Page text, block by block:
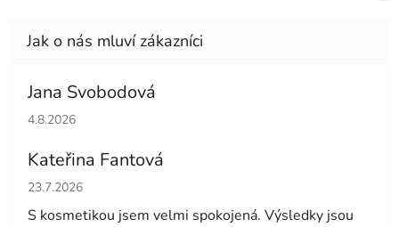
Jana Svobodová
Hodnocení obchodu je 5 z 5 hvězdiček.
4.8.2026
Kateřina Fantová
Hodnocení obchodu je 5 z 5 hvězdiček.
23.7.2026
S kosmetikou jsem velmi spokojená. Výsledky jsou